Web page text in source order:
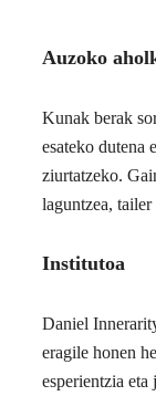
Auzoko
Kunak berak
esateko dutena
ziurtatzeko.
laguntzea,
Institutoa
Daniel
eragile honen
esperientzia eta